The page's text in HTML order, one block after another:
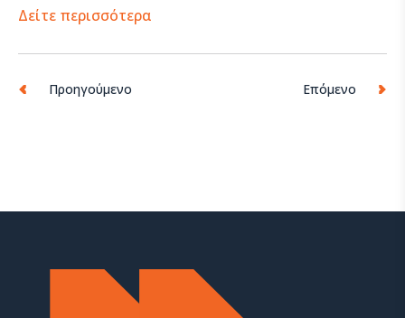
Δείτε περισσότερα
Προηγούμενο Επόμενο